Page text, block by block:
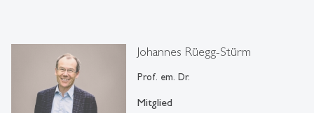
Johannes Rüegg-Stürm
Prof. em. Dr.
Mitglied